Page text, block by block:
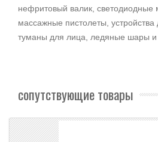
нефритовый валик, светодиодные
массажные пистолеты,
туманы для лица, ледяные шары и
сопутствующие товары